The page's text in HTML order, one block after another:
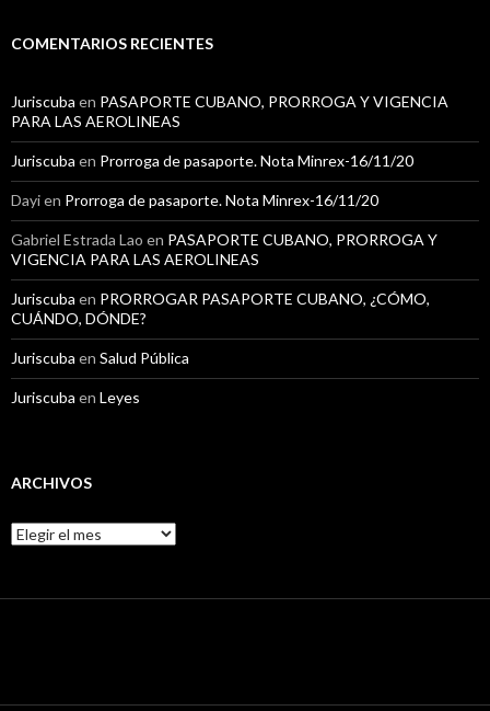
a
COMENTARIOS RECIENTES
Juriscuba en PASAPORTE CUBANO, PRORROGA Y VIGENCIA
PARA LAS AEROLINEAS
Juriscuba en Prorroga de pasaporte. Nota Minrex-16/11/20
Dayien Prorroga de pasaporte. Nota Minrex-16/11/20
Gabriel Estrada Lao en PASAPORTE CUBANO, PRORROGA Y
VIGENCIA PARA LAS AEROLINEAS
Juriscuba en PRORROGAR PASAPORTE CUBANO, ¿CÓMO,
CUÁNDO, DÓNDE?
Juriscuba en Salud Pública
Juriscuba en Leyes
ARCHIVOS
A
r